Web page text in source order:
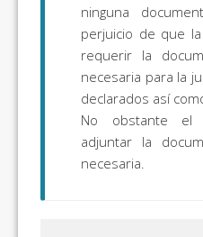
ninguna
perjuicio de que
requerir la
necesaria para la
declarados así
No obstante el
adjuntar la
necesaria.